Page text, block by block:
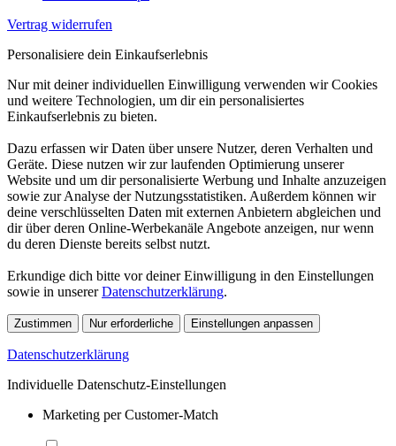
Vertrag widerrufen
Personalisiere dein Einkaufserlebnis
Nur mit deiner individuellen Einwilligung verwenden wir Cookies
und weitere Technologien, um dir ein personalisiertes
Einkaufserlebnis zu bieten.
Dazu erfassen wir Daten über unsere Nutzer, deren Verhalten und
Geräte. Diese nutzen wir zur laufenden Optimierung unserer
Website und um dir personalisierte Werbung und Inhalte anzuzeigen
sowie zur Analyse der Nutzungsstatistiken. Außerdem können wir
deine verschlüsselten Daten mit externen Anbietern abgleichen und
dir über deren Online-Werbekanäle Angebote anzeigen, nur wenn
du deren Dienste bereits selbst nutzt.
Erkundige dich bitte vor deiner Einwilligung in den Einstellungen
sowie in unsererDatenschutzerklärung.
Zustimmen Nur erforderliche Einstellungen anpassen
Datenschutzerklärung
Individuelle Datenschutz-Einstellungen
Marketing per Customer-Match